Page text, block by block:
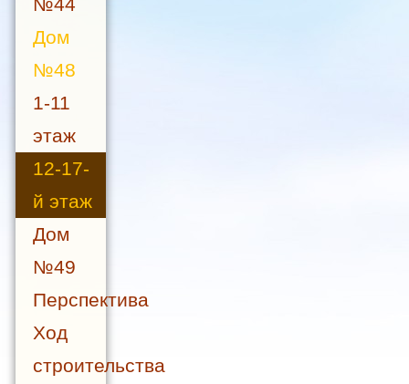
№44
Дом
№48
1-11
этаж
12-17-
й этаж
Дом
№49
Перспектива
Ход
строительства